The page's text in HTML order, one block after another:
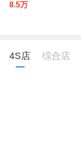
8.5万
4S店 综合店